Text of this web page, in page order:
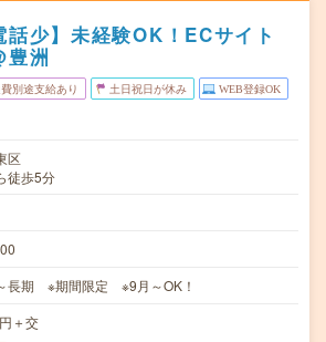
話少】未経験OK！ECサイト
豊洲
別途支給あり 土日祝日が休み WEB登録OK
区
徒歩5分
長期 ※期間限定 ※9月～OK！
＋交